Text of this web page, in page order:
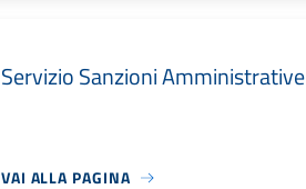
Servizio Sanzioni Amministrative
VAI ALLA PAGINA